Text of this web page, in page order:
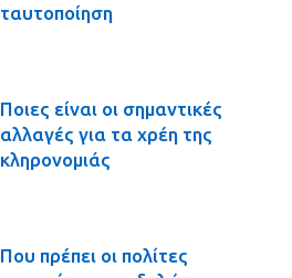
ταυτοποίηση
Ποιες είναι οι σημαντικές
αλλαγές για τα χρέη της
κληρονομιάς
Που πρέπει οι πολίτες